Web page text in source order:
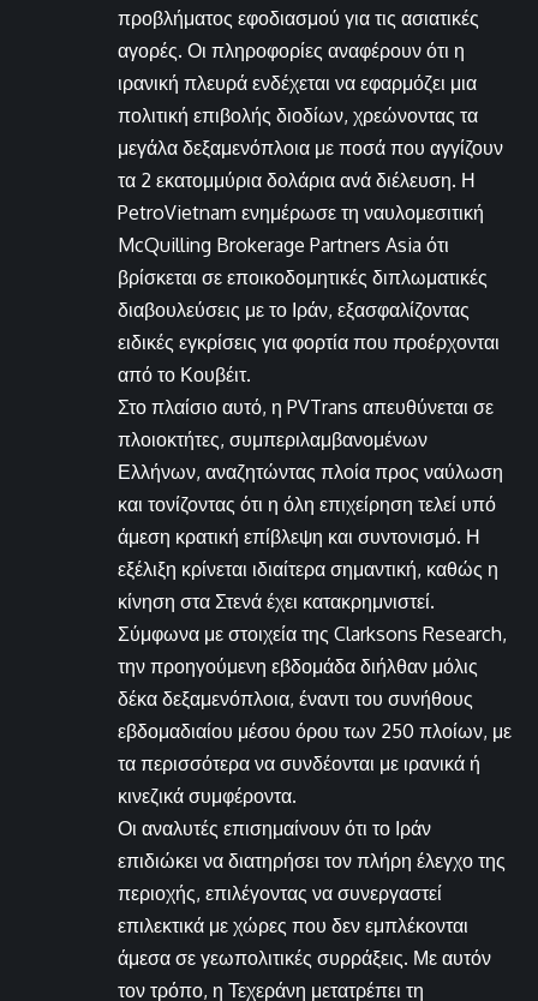
προβλήματος εφοδιασμού για τις ασιατικές
αγορές. Οι πληροφορίες αναφέρουν ότι η
ιρανική πλευρά ενδέχεται να εφαρμόζει μια
πολιτική επιβολής διοδίων, χρεώνοντας τα
μεγάλα δεξαμενόπλοια με ποσά που αγγίζουν
τα 2 εκατομμύρια δολάρια ανά διέλευση. Η
PetroVietnam ενημέρωσε τη ναυλομεσιτική
McQuilling Brokerage Partners Asia ότι
βρίσκεται σε εποικοδομητικές διπλωματικές
διαβουλεύσεις με το Ιράν, εξασφαλίζοντας
ειδικές εγκρίσεις για φορτία που προέρχονται
από το Κουβέιτ.
Στο πλαίσιο αυτό, η PVTrans απευθύνεται σε
πλοιοκτήτες, συμπεριλαμβανομένων
Ελλήνων, αναζητώντας πλοία προς ναύλωση
και τονίζοντας ότι η όλη επιχείρηση τελεί υπό
άμεση κρατική επίβλεψη και συντονισμό. Η
εξέλιξη κρίνεται ιδιαίτερα σημαντική, καθώς η
κίνηση στα Στενά έχει κατακρημνιστεί.
Σύμφωνα με στοιχεία της Clarksons Research,
την προηγούμενη εβδομάδα διήλθαν μόλις
δέκα δεξαμενόπλοια, έναντι του συνήθους
εβδομαδιαίου μέσου όρου των 250 πλοίων, με
τα περισσότερα να συνδέονται με ιρανικά ή
κινεζικά συμφέροντα.
Οι αναλυτές επισημαίνουν ότι το Ιράν
επιδιώκει να διατηρήσει τον πλήρη έλεγχο της
περιοχής, επιλέγοντας να συνεργαστεί
επιλεκτικά με χώρες που δεν εμπλέκονται
άμεσα σε γεωπολιτικές συρράξεις. Με αυτόν
τον τρόπο, η Τεχεράνη μετατρέπει τη